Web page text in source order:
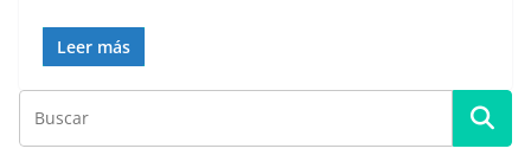
Leer más